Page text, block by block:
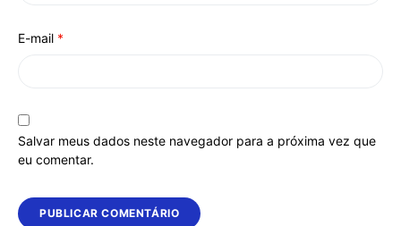
E-mail *
Salvar meus dados neste navegador para a próxima vez que
eu comentar.